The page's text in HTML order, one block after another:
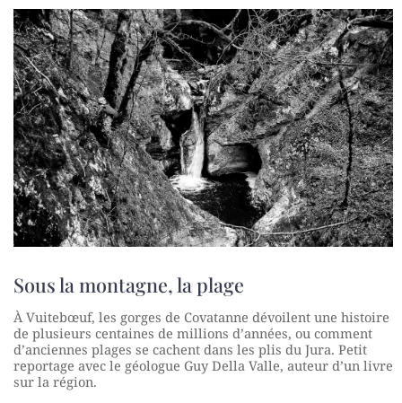
Sous la montagne, la plage
À Vuitebœuf, les gorges de Covatanne dévoilent une histoire
de plusieurs centaines de millions d’années, ou comment
d’anciennes plages se cachent dans les plis du Jura. Petit
reportage avec le géologue Guy Della Valle, auteur d’un livre
sur la région.